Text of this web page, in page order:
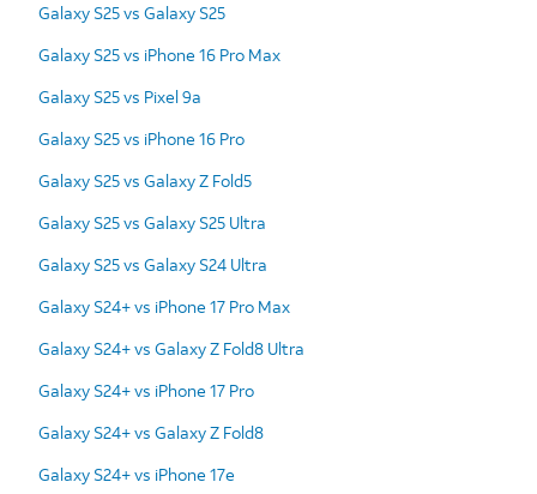
Galaxy S25 vs Galaxy S25
Galaxy S25 vs iPhone 16 Pro Max
Galaxy S25 vs Pixel 9a
Galaxy S25 vs iPhone 16 Pro
Galaxy S25 vs Galaxy Z Fold5
Galaxy S25 vs Galaxy S25 Ultra
Galaxy S25 vs Galaxy S24 Ultra
Galaxy S24+ vs iPhone 17 Pro Max
Galaxy S24+ vs Galaxy Z Fold8 Ultra
Galaxy S24+ vs iPhone 17 Pro
Galaxy S24+ vs Galaxy Z Fold8
Galaxy S24+ vs iPhone 17e